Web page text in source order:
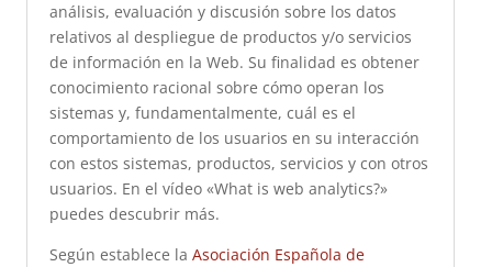
análisis, evaluación y discusión sobre los datos
relativos al despliegue de productos y/o servicios
de información en la Web. Su finalidad es obtener
conocimiento racional sobre cómo operan los
sistemas y, fundamentalmente, cuál es el
comportamiento de los usuarios en su interacción
con estos sistemas, productos, servicios y con otros
usuarios. En el vídeo «What is web analytics?»
puedes descubrir más.
Según establece la Asociación Española de